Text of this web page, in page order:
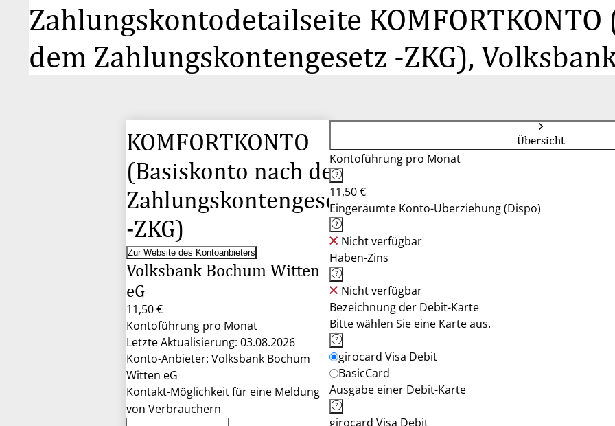
Zahlungskontodetailseite
dem Zahlungskontengesetz -ZKG),
KOMFORTKONTO
(Basiskonto nach dem
Zahlungskontengesetz
-ZKG)
Zur Website des Kontoanbieters
Volksbank Bochum Witten
eG
11,50 €
Kontoführung pro Monat
Letzte Aktualisierung: 03.08.2026
Konto-Anbieter: Volksbank Bochum
Witten eG
Kontakt-Möglichkeit für eine Meldung
von Verbrauchern
Übersicht
Kontoführung pro Monat
11,50 €
Eingeräumte Konto-Überziehung (Dispo)
Nicht verfügbar
Haben-Zins
Nicht verfügbar
Bezeichnung der Debit-Karte
Bitte wählen Sie eine Karte aus.
girocard Visa Debit
BasicCard
Ausgabe einer Debit-Karte
girocard Visa Debit